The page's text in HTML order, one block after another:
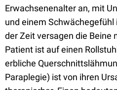
Erwachsenenalter an, mit
und einem Schwächegefühl
der Zeit versagen die Beine
Patient ist auf einen
erbliche
Paraplegie) ist von ihren